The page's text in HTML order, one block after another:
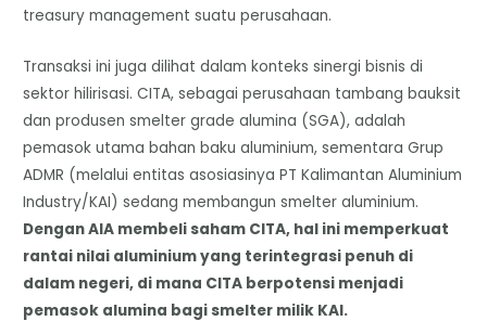
treasury management suatu perusahaan.
Transaksi ini juga dilihat dalam konteks sinergi bisnis di
sektor hilirisasi. CITA, sebagai perusahaan tambang bauksit
dan produsen smelter grade alumina (SGA), adalah
pemasok utama bahan baku aluminium, sementara Grup
ADMR (melalui entitas asosiasinya PT Kalimantan Aluminium
Industry/KAI) sedang membangun smelter aluminium.
Dengan AIA membeli saham CITA, hal ini memperkuat
rantai nilai aluminium yang terintegrasi penuh di
dalam negeri, di mana CITA berpotensi menjadi
pemasok alumina bagi smelter milik KAI.